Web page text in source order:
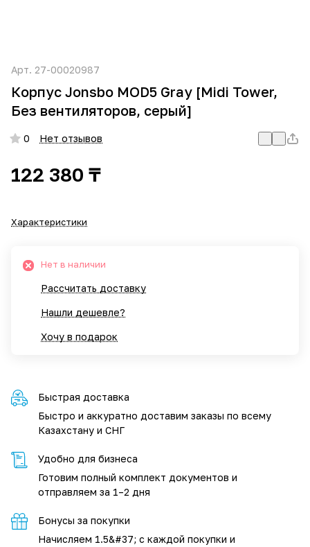
Арт. 27-00020987
Корпус Jonsbo MOD5 Gray [Midi Tower,
Без вентиляторов, серый]
0 Нет отзывов
122 380 ₸
Характеристики
Нет в наличии
Рассчитать доставку
Нашли дешевле?
Хочу в подарок
Быстрая доставка
Быстро и аккуратно доставим заказы по всему
Казахстану и СНГ
Удобно для бизнеса
Готовим полный комплект документов и
отправляем за 1–2 дня
Бонусы за покупки
Начисляем 1.5&#37; с каждой покупки и